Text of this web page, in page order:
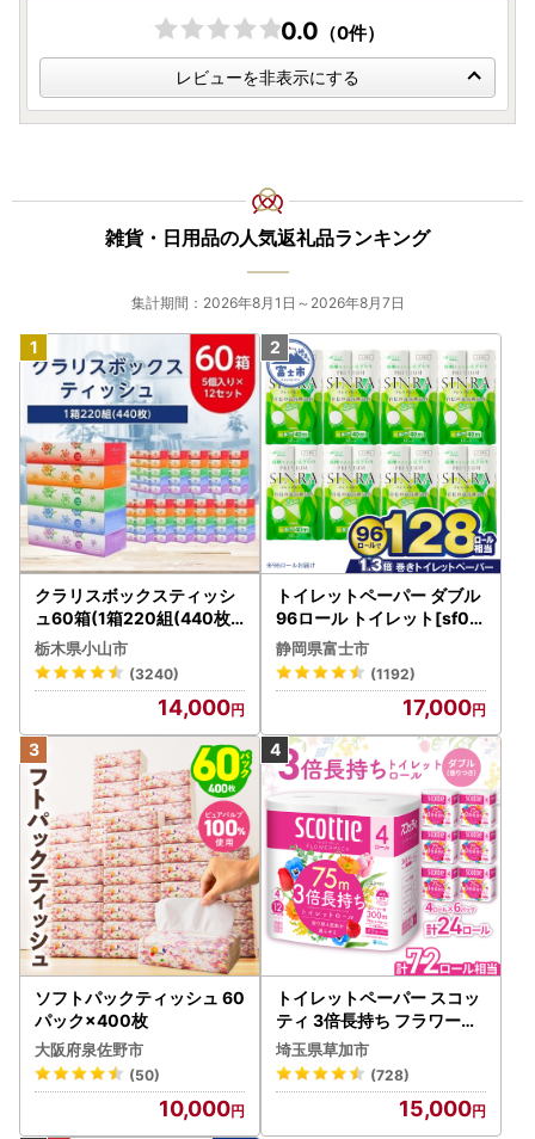
0.0 （0件）
レビューを非表示にする
雑貨・日用品の人気返礼品ランキング
集計期間：2026年8月1日～2026年8月7日
クラリスボックスティッシ
ュ60箱(1箱220組(440枚))
(5個入り×12セット)【配送
不可地域：離島・沖縄県】
【1256759】
栃木県小山市
(3240)
14,000
トイレットペーパー ダブル
96ロール トイレット[sf00
1-012]
静岡県富士市
(1192)
17,000
ソフトパックティッシュ 60
パック×400枚
大阪府泉佐野市
(50)
10,000
トイレットペーパー スコッ
ティ 3倍長持ち フラワーパ
ック 4ロール×6P
埼玉県草加市
(728)
15,000